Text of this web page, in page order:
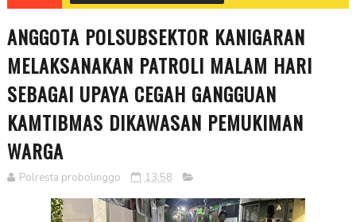
ANGGOTA POLSUBSEKTOR KANIGARAN
MELAKSANAKAN PATROLI MALAM HARI
SEBAGAI UPAYA CEGAH GANGGUAN
KAMTIBMAS DIKAWASAN PEMUKIMAN
WARGA
Polresta probolinggo 13:58